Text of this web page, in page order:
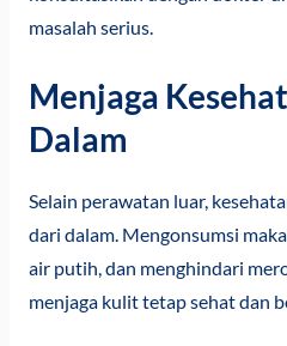
masalah serius.
Menjaga
Dalam
Selain perawatan luar,
dari dalam. Mengonsumsi
air putih, dan menghindari
menjaga kulit tetap sehat dan